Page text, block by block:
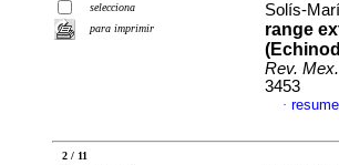
selecciona
para imprimir
Solís-
range
Rev.
3453
·
2 / 11